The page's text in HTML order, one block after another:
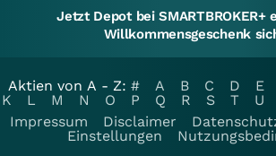
Jetzt Depot bei SMARTBROKER+
Willkommensgeschenk
Aktien von A - Z: # A B C D E
K
L M N O P Q R S T U
Impressum
Disclaimer
Einstellungen